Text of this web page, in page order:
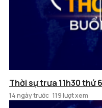
Thời sự trưa 11h30 thứ
14 ngày trước 119 lượt xem